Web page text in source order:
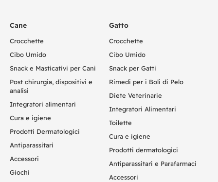
Cane
Crocchette
Cibo Umido
Snack e Masticativi per Cani
Post chirurgia, dispositivi e
analisi
Integratori alimentari
Cura e igiene
Prodotti Dermatologici
Antiparassitari
Accessori
Giochi
Gatto
Crocchette
Cibo Umido
Snack per Gatti
Rimedi per i Boli di Pelo
Diete Veterinarie
Integratori Alimentari
Toilette
Cura e igiene
Prodotti dermatologici
Antiparassitari e Parafarmaci
Accessori